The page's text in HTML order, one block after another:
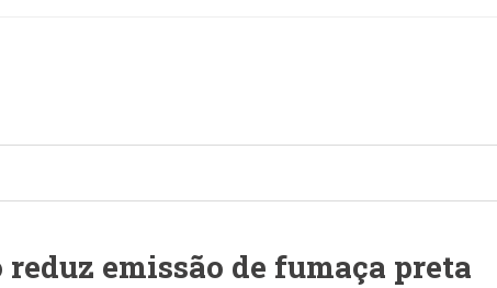
emissão de fumaça preta